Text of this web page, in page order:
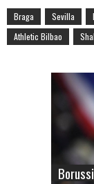
Braga Sevilla
Athletic Bilbao